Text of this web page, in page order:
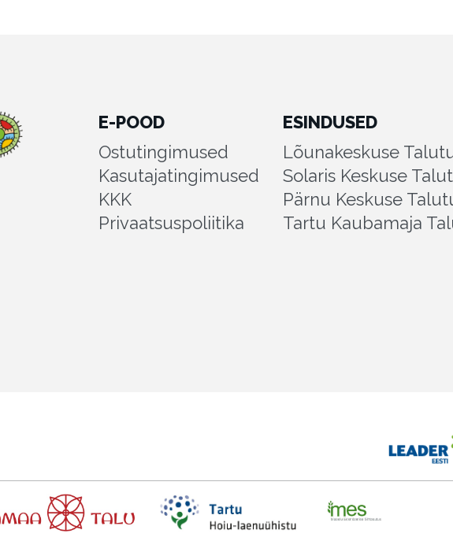
E-POOD
Ostutingimused
Kasutajatingimused
KKK
Privaatsuspoliitika
ESINDUSED
Lõunakeskuse
Solaris Keskuse
Pärnu Keskuse
Tartu Kaubamaja